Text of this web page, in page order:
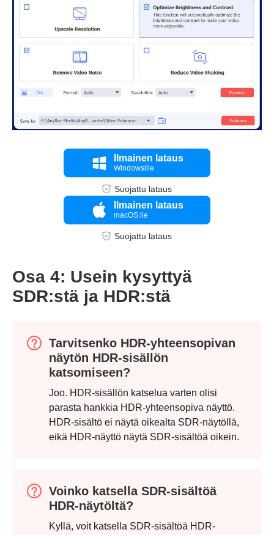
Vaihe 3.
Ilmainen lataus
Windowsille
Suojattu lataus
Ilmainen lataus
macOS:lle
Suojattu lataus
Osa 4: Usein kysyttyä
SDR:stä ja HDR:stä
Tarvitsenko HDR-yhteensopivan
näytön HDR-sisällön
katsomiseen?
Joo. HDR-sisällön katselua varten olisi
parasta hankkia HDR-yhteensopiva näyttö.
HDR-sisältö ei näytä oikealta SDR-näytöllä,
eikä HDR-näyttö näytä SDR-sisältöä oikein.
Voinko katsella SDR-sisältöä
HDR-näytöltä?
Kyllä, voit katsella SDR-sisältöä HDR-